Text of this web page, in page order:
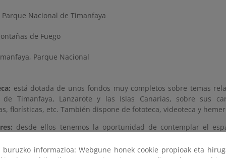
Parque Nacional de Timanfaya
de Fuego
Parque Nacional
está dotada de unos fondos muy completos sobre temas
de Timanfaya, Lanzarote y las Islas Canarias, sobre sus
florísticas, etc. También dispone de fototeca, videoteca y
desde ellos tenemos la oportunidad de contemplar el
reflejan los paisajes que desde allí se divisan y se
buruzko informazioa: Webgune honek cookie propioak eta